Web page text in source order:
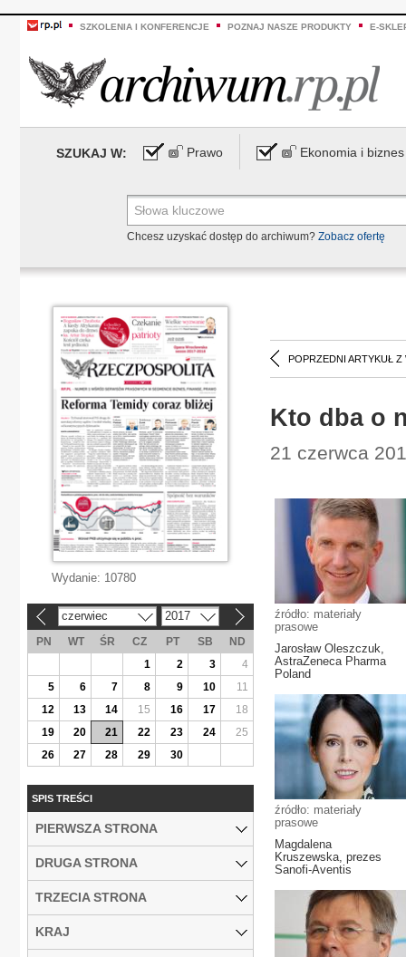
SZKOLENIA I KONFERENCJE POZNAJ NASZE PRODUKTY E-
SZUKAJ W: Prawo Ekonomia i biznes
Chcesz uzyskać dostęp do archiwum? Zobacz ofertę
POPRZEDNI ARTYKUŁ Z
Kto dba o
21 czerwca
źródło: materiały
prasowe
Jarosław Oleszczuk,
AstraZeneca Pharma
Poland
źródło: materiały
prasowe
Magdalena
Kruszewska, prezes
Sanofi-Aventis
Wydanie: 10780
czerwiec 2017
PN WT ŚR CZ PT SB
ND
1
2 3
4
5
6 7 8 9 10
11
12
13 14 15 16 17
18
19
20 21 22 23 24
25
26
27 28 29 30
SPIS TREŚCI
PIERWSZA STRONA
DRUGA STRONA
TRZECIA STRONA
KRAJ